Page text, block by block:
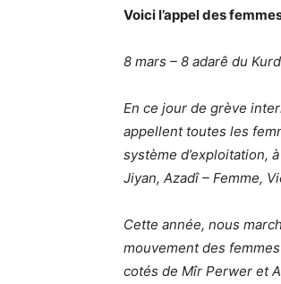
Voici l’appel des
8 mars – 8 adarê du
En ce jour de grève
appellent toutes les
système d’exploitation,
Jiyan, Azadî – Femme,
Cette année, nous
mouvement des
cotés de Mîr Perwer et